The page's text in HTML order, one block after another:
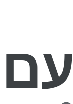
עם Google Ads